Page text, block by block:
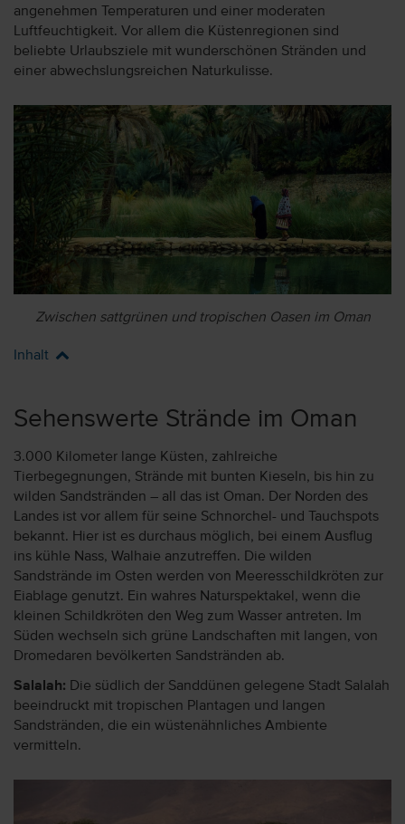
angenehmen Temperaturen und einer moderaten
Luftfeuchtigkeit. Vor allem die Küstenregionen sind
beliebte Urlaubsziele mit wunderschönen Stränden und
einer abwechslungsreichen Naturkulisse.
Zwischen sattgrünen und tropischen Oasen im Oman
Inhalt
Sehenswerte Strände im Oman
3.000 Kilometer lange Küsten, zahlreiche
Tierbegegnungen, Strände mit bunten Kieseln, bis hin zu
wilden Sandstränden – all das ist Oman. Der Norden des
Landes ist vor allem für seine Schnorchel- und Tauchspots
bekannt. Hier ist es durchaus möglich, bei einem Ausflug
ins kühle Nass, Walhaie anzutreffen. Die wilden
Sandstrände im Osten werden von Meeresschildkröten zur
Eiablage genutzt. Ein wahres Naturspektakel, wenn die
kleinen Schildkröten den Weg zum Wasser antreten. Im
Süden wechseln sich grüne Landschaften mit langen, von
Dromedaren bevölkerten Sandstränden ab.
Salalah: Die südlich der Sanddünen gelegene Stadt Salalah
beeindruckt mit tropischen Plantagen und langen
Sandstränden, die ein wüstenähnliches Ambiente
vermitteln.